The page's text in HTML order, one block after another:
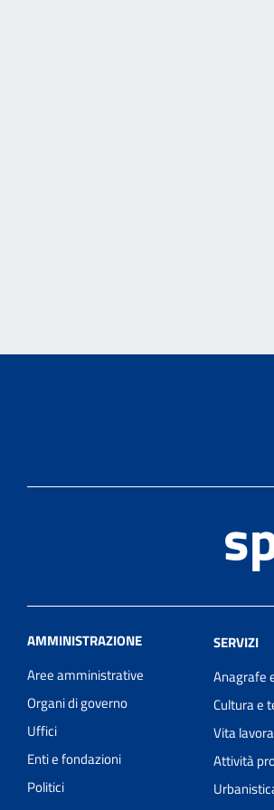
AMMINISTRAZIONE
Aree amministrative
Organi di governo
Uffici
Enti e fondazioni
Politici
SERVIZI
Anagrafe
Cultura e
Vita
Attività